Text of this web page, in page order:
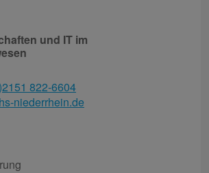
und IT im
822-6604
niederrhein.de